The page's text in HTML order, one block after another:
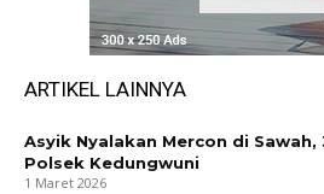
ARTIKEL LAINNYA
Asyik Nyalakan Mercon di
Polsek Kedungwuni
1 Maret 2026